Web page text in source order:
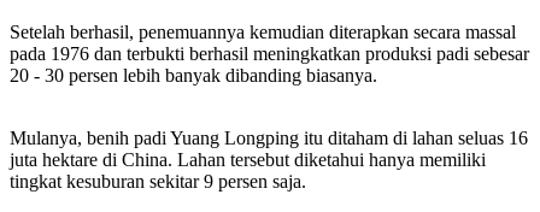
Setelah berhasil, penemuannya kemudian diterapkan secara massal
pada 1976 dan terbukti berhasil meningkatkan produksi padi sebesar
20 - 30 persen lebih banyak dibanding biasanya.
Mulanya, benih padi Yuang Longping itu ditaham di lahan seluas 16
juta hektare di China. Lahan tersebut diketahui hanya memiliki
tingkat kesuburan sekitar 9 persen saja.